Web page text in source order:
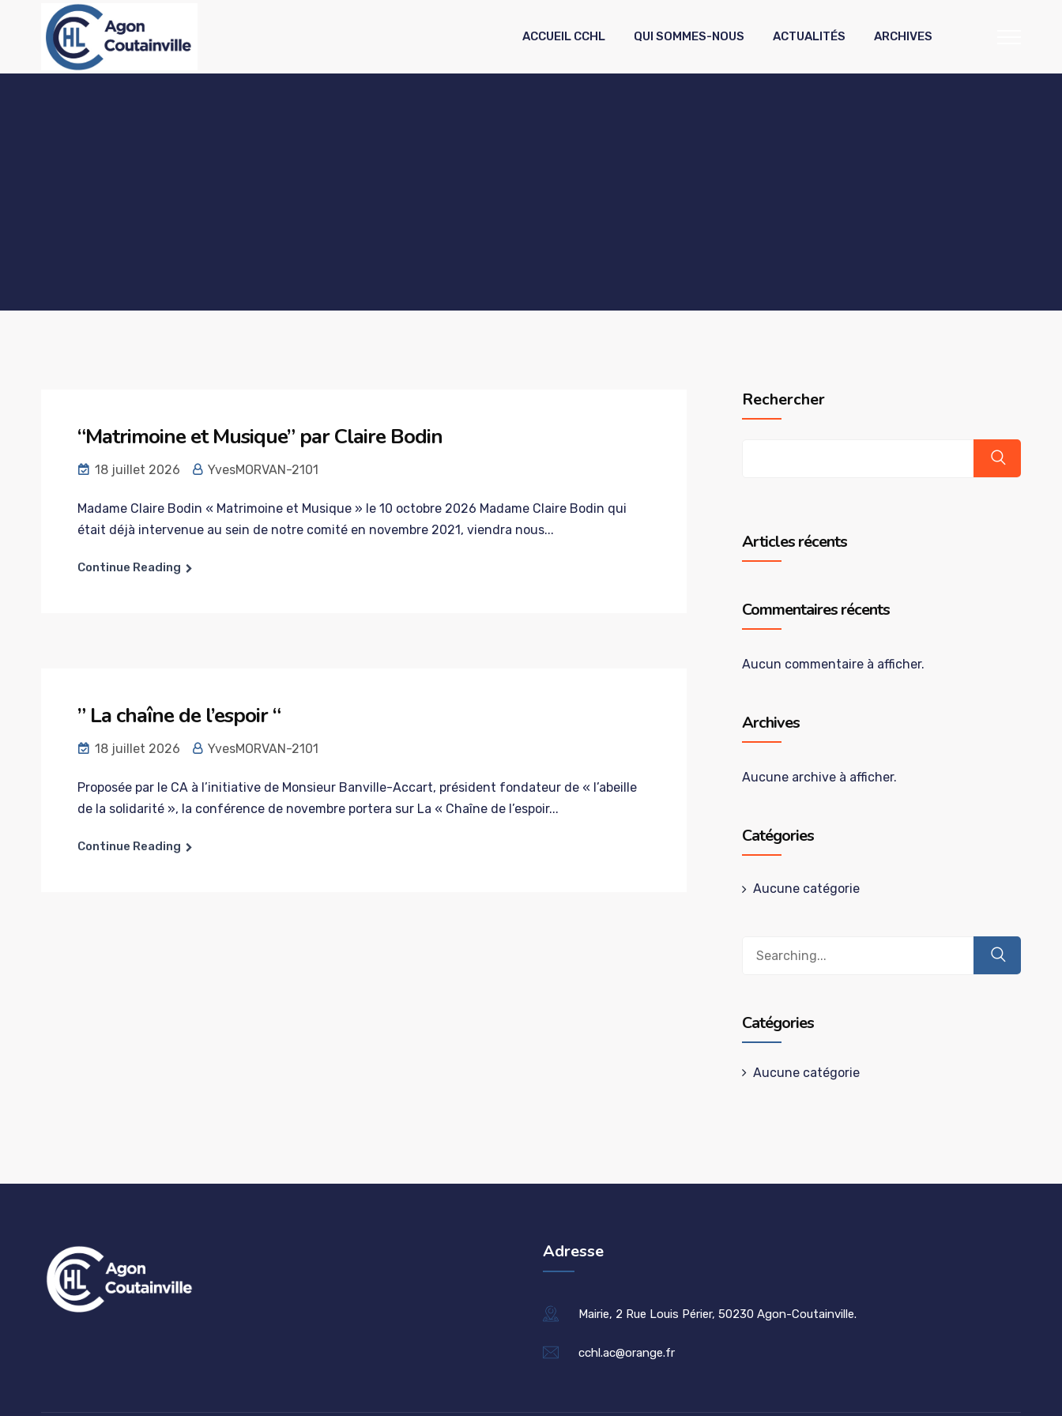
ACCUEIL CCHL QUI SOMMES-NOUS ACTUALITÉS ARCHIVES
“Matrimoine et Musique” par Claire Bodin
18 juillet 2026 YvesMORVAN-2101
Madame Claire Bodin « Matrimoine et Musique » le 10 octobre 2026 Madame Claire Bodin qui
était déjà intervenue au sein de notre comité en novembre 2021, viendra nous...
Continue Reading
” La chaîne de l’espoir “
18 juillet 2026 YvesMORVAN-2101
Proposée par le CA à l’initiative de Monsieur Banville-Accart, président fondateur de « l’abeille
de la solidarité », la conférence de novembre portera sur La « Chaîne de l’espoir...
Continue Reading
Rechercher
Articles récents
Commentaires récents
Aucun commentaire à afficher.
Archives
Aucune archive à afficher.
Catégories
Aucune catégorie
Catégories
Aucune catégorie
Adresse
Mairie, 2 Rue Louis Périer, 50230 Agon-Coutainville.
cchl.ac@orange.fr